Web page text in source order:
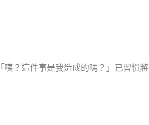
？這件事是我造成的嗎？」已習慣